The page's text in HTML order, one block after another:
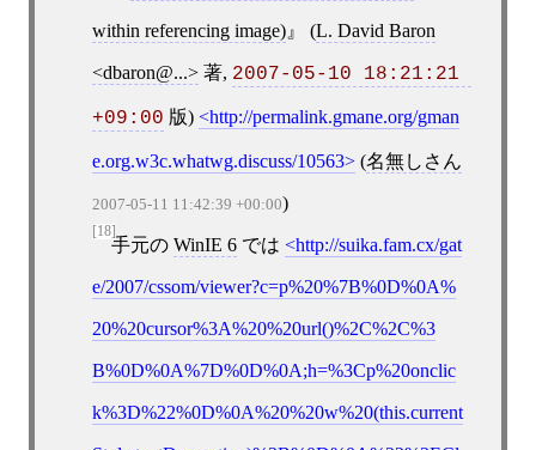
within referencing image) (L. David Baron
<dbaron@...>著, 2007-05-10 18:21:21
+09:00 版) http://permalink.gmane.org/gman
e.org.w3c.whatwg.discuss/10563 (名無しさん
2007-05-11 11:42:39 +00:00)
[18]
手元の WinIE 6では http://suika.fam.cx/gat
e/2007/cssom/viewer?c=p%20%7B%0D%0A%
20%20cursor%3A%20%20url()%2C%2C%3
B%0D%0A%7D%0D%0A;h=%3Cp%20onclic
k%3D%22%0D%0A%20%20w%20(this.current